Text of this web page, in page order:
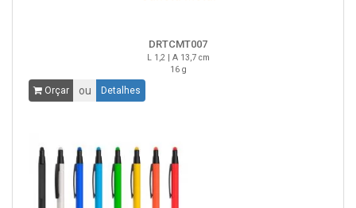
DRTCMT007
L 1,2 | A 13,7 cm
16 g
Orçar ou Detalhes